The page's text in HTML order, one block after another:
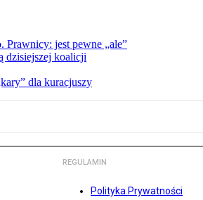
Prawnicy: jest pewne „ale”
dzisiejszej koalicji
dla kuracjuszy
REGULAMIN
Polityka Prywatności